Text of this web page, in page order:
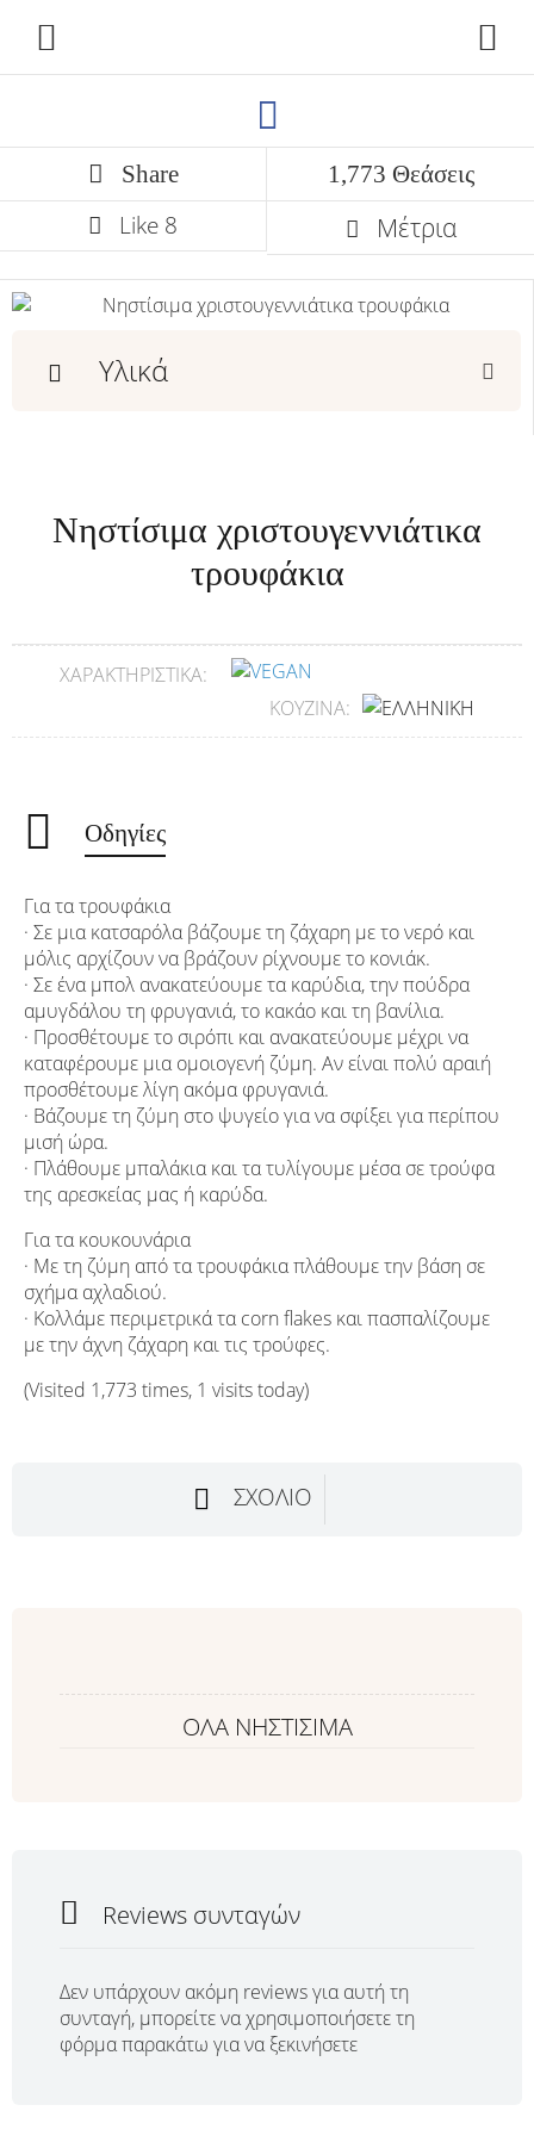
Share 1,773 Θεάσεις
Like 8 Μέτρια
Υλικά
Νηστίσιμα χριστουγεννιάτικα
τρουφάκια
ΧΑΡΑΚΤΗΡΙΣΤΙΚΆ:
ΚΟΥΖΊΝΑ:
Οδηγίες
Για τα τρουφάκια
· Σε μια κατσαρόλα βάζουμε τη ζάχαρη με το νερό και
μόλις αρχίζουν να βράζουν ρίχνουμε το κονιάκ.
· Σε ένα μπολ ανακατεύουμε τα καρύδια, την πούδρα
αμυγδάλου τη φρυγανιά, το κακάο και τη βανίλια.
· Προσθέτουμε το σιρόπι και ανακατεύουμε μέχρι να
καταφέρουμε μια ομοιογενή ζύμη. Αν είναι πολύ αραιή
προσθέτουμε λίγη ακόμα φρυγανιά.
· Βάζουμε τη ζύμη στο ψυγείο για να σφίξει για περίπου
μισή ώρα.
· Πλάθουμε μπαλάκια και τα τυλίγουμε μέσα σε τρούφα
της αρεσκείας μας ή καρύδα.
Για τα κουκουνάρια
· Με τη ζύμη από τα τρουφάκια πλάθουμε την βάση σε
σχήμα αχλαδιού.
· Κολλάμε περιμετρικά τα corn flakes και πασπαλίζουμε
με την άχνη ζάχαρη και τις τρούφες.
(Visited 1,773 times, 1 visits today)
ΣΧΌΛΙΟ
ΟΛΑ ΝΗΣΤΙΣΙΜΑ
Reviews συνταγών
Δεν υπάρχουν ακόμη reviews για αυτή τη
συνταγή, μπορείτε να χρησιμοποιήσετε τη
φόρμα παρακάτω για να ξεκινήσετε